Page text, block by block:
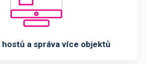
hostů a správa více objektů